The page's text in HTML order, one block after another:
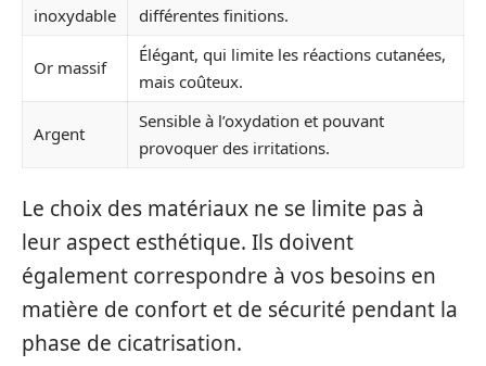
inoxydable
différentes finitions.
Or massif
Élégant, qui limite les réactions cutanées,
mais coûteux.
Argent
Sensible à l’oxydation et pouvant
provoquer des irritations.
Le choix des matériaux ne se limite pas à
leur aspect esthétique. Ils doivent
également correspondre à vos besoins en
matière de confort et de sécurité pendant la
phase de cicatrisation.